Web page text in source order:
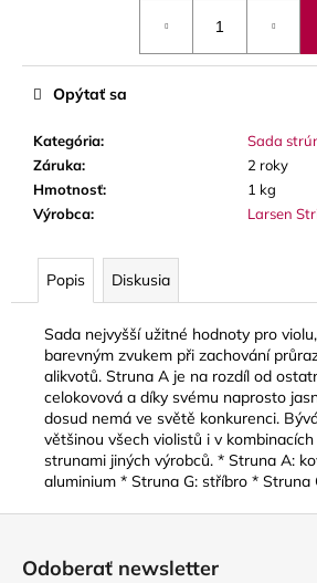
Kategória:
Sada
Záruka:
2 roky
Hmotnosť:
1 kg
Výrobca: Larsen
Opýtať sa
Popis Diskusia
Sada nejvyšší užitné hodnoty pro
barevným zvukem při zachování
alikvotů. Struna A je na rozdíl od
celokovová a díky svému naprosto
dosud nemá ve světě konkurenci.
většinou všech violistů i v
strunami jiných výrobců. * Struna A:
aluminium * Struna G: stříbro * Struna
a
m
BLUE
JUICE
VALVE
OLEJ
NA
9,30
Odoberať newsletter